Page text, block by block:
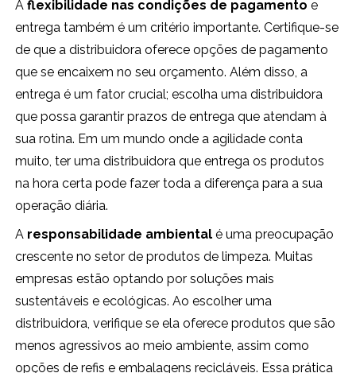
Aflexibilidade nas condições de pagamento e
entrega também é um critério importante. Certifique-se
de que a distribuidora oferece opções de pagamento
que se encaixem no seu orçamento. Além disso, a
entrega é um fator crucial; escolha uma distribuidora
que possa garantir prazos de entrega que atendam à
sua rotina. Em um mundo onde a agilidade conta
muito, ter uma distribuidora que entrega os produtos
na hora certa pode fazer toda a diferença para a sua
operação diária.
A responsabilidade ambiental é uma preocupação
crescente no setor de produtos de limpeza. Muitas
empresas estão optando por soluções mais
sustentáveis e ecológicas. Ao escolher uma
distribuidora, verifique se ela oferece produtos que são
menos agressivos ao meio ambiente, assim como
opções de refis e embalagens recicláveis. Essa prática